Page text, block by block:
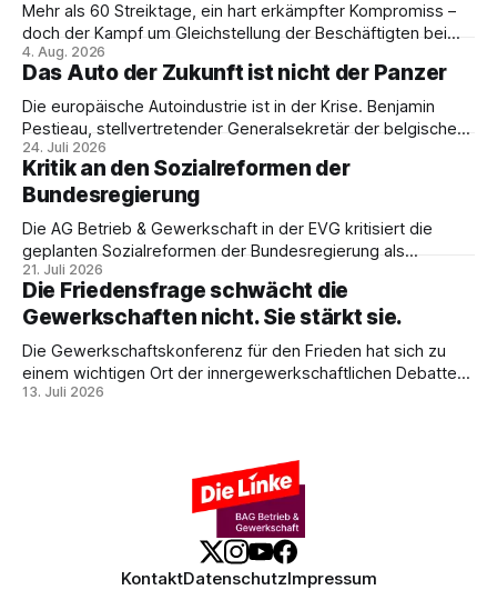
Mehr als 60 Streiktage, ein hart erkämpfter Kompromiss –
doch der Kampf um Gleichstellung der Beschäftigten bei
den Vivantes-Töchtern geht weiter. Im Gespräch mit Julia-
C. Stange zieht Nicodem Tomkowiak Bilanz des
Erzwingungsstreiks und formuliert klare Erwartungen an die
Politik.
4. Aug. 2026
Das Auto der Zukunft ist nicht der Panzer
Die europäische Autoindustrie ist in der Krise. Benjamin
Pestieau, stellvertretender Generalsekretär der belgischen
PTB, zeigt, warum das kein technisches Schicksal ist – und
weshalb die Antwort nicht Aufrüstung, sondern eine
demokratische Industriepolitik im Interesse der
Beschäftigten sein muss.
24. Juli 2026
Kritik an den Sozialreformen der
Bundesregierung
Die AG Betrieb & Gewerkschaft in der EVG kritisiert die
geplanten Sozialreformen der Bundesregierung als
Belastung für Beschäftigte und Sozialstaat. In ihrer
Stellungnahme fordert sie Umverteilung, Investitionen und
gemeinsamen gewerkschaftlichen Widerstand gegen
Sozialabbau.
21. Juli 2026
Die Friedensfrage schwächt die
Gewerkschaften nicht. Sie stärkt sie.
Die Gewerkschaftskonferenz für den Frieden hat sich zu
einem wichtigen Ort der innergewerkschaftlichen Debatte
entwickelt. Ulrike Eifler erklärt, warum Friedenspolitik und
13. Juli 2026
KontaktDatenschutzImpressum